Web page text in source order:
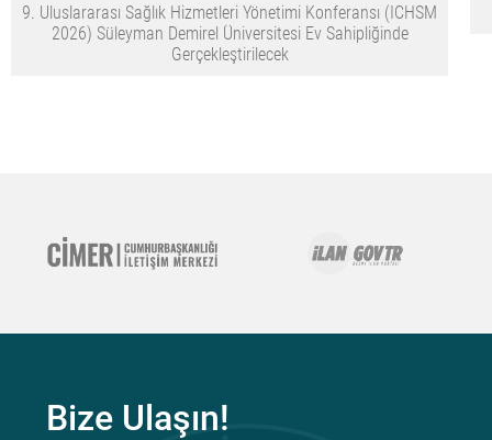
9. Uluslararası Sağlık Hizmetleri Yönetimi Konferansı (ICHSM
2026) Süleyman Demirel Üniversitesi Ev Sahipliğinde
Gerçekleştirilecek
Bize Ulaşın!